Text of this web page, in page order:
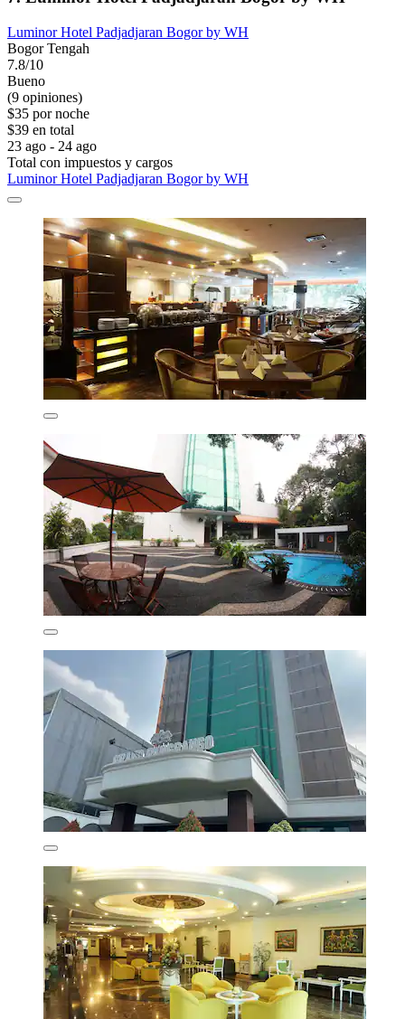
Luminor Hotel Padjadjaran Bogor by WH
Bogor Tengah
7.8/10
Bueno
(9 opiniones)
$35 por noche
$39 en total
23 ago - 24 ago
Total con impuestos y cargos
Luminor Hotel Padjadjaran Bogor by WH